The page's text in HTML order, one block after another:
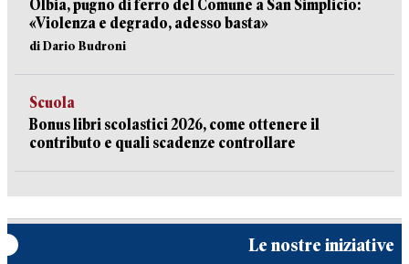
Olbia, pugno di ferro del Comune a San Simplicio:
«Violenza e degrado, adesso basta»
di Dario Budroni
Scuola
Bonus libri scolastici 2026, come ottenere il
contributo e quali scadenze controllare
Le nostre iniziative